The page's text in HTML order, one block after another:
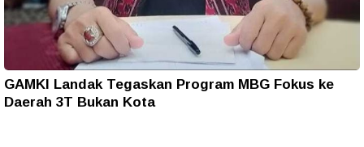
GAMKI Landak Tegaskan Program MBG Fokus ke
Daerah 3T Bukan Kota